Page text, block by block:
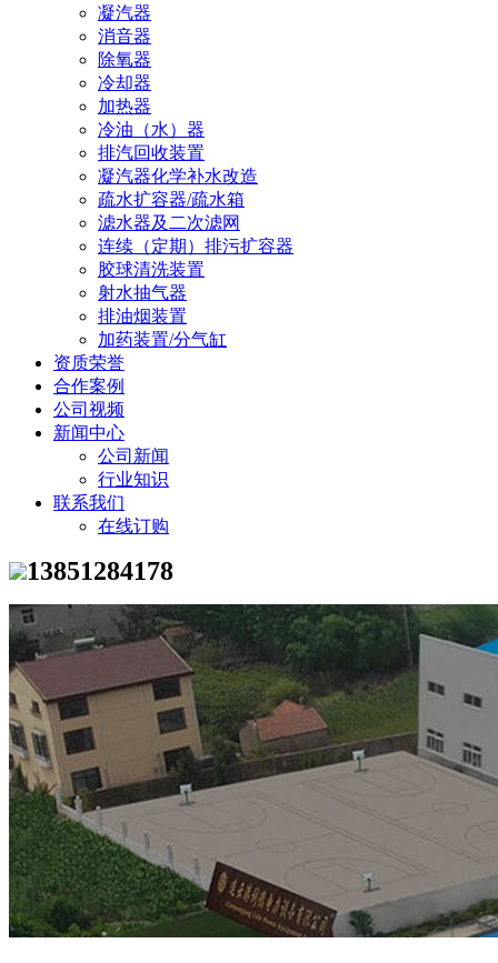
凝汽器
消音器
除氧器
冷却器
加热器
冷油（水）器
排汽回收装置
凝汽器化学补水改造
疏水扩容器/疏水箱
滤水器及二次滤网
连续（定期）排污扩容器
胶球清洗装置
射水抽气器
排油烟装置
加药装置/分气缸
资质荣誉
合作案例
公司视频
新闻中心
公司新闻
行业知识
联系我们
在线订购
13851284178